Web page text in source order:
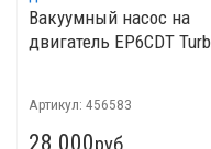
Вакуумный насос на
двигатель EP6CDT
Артикул: 456583
28 000